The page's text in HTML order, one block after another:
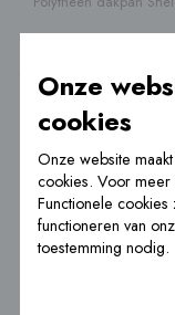
Onze
cookies
Onze website
cookies. Voor meer
Functionele
functioneren van
toestemming nodig.